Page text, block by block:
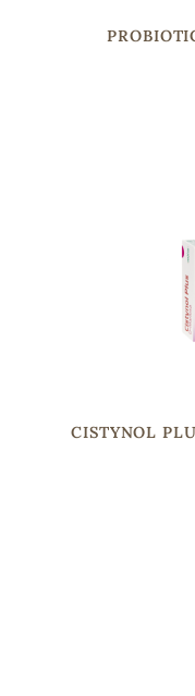
CISTYNOL